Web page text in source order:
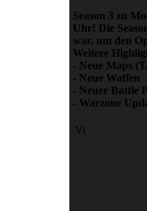
Season 3 zu
Uhr! Die
war, um den
Weitere
- Neue Maps
- Neue Waffen
- Neuer Battle
- Warzone